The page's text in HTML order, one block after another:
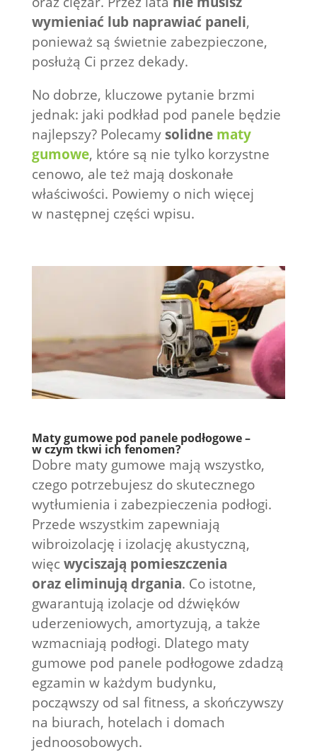
wymieniać lub naprawiać paneli,
ponieważ są świetnie zabezpieczone,
posłużą Ci przez dekady.
No dobrze, kluczowe pytanie brzmi
jednak: jaki podkład pod panele będzie
najlepszy? Polecamy solidne maty
gumowe, które są nie tylko korzystne
cenowo, ale też mają doskonałe
właściwości. Powiemy o nich więcej
w następnej części wpisu.
Maty gumowe pod panele podłogowe –
w czym tkwi ich fenomen?
Dobre maty gumowe mają wszystko,
czego potrzebujesz do skutecznego
wytłumienia i zabezpieczenia podłogi.
Przede wszystkim zapewniają
wibroizolację i izolację akustyczną,
więcwyciszają pomieszczenia
oraz eliminują drgania. Co istotne,
gwarantują izolacje od dźwięków
uderzeniowych, amortyzują, a także
wzmacniają podłogi. Dlatego maty
gumowe pod panele podłogowe zdadzą
egzamin w każdym budynku,
począwszy od sal fitness, a skończywszy
na biurach, hotelach i domach
jednoosobowych.